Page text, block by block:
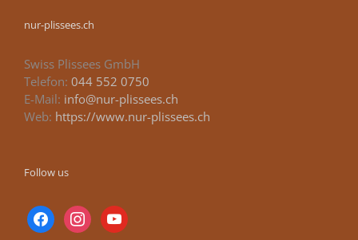
nur-plissees.ch
Swiss Plissees GmbH
Telefon: 044 552 0750
E-Mail: info@nur-plissees.ch
Web: https://www.nur-plissees.ch
Follow us
facebookinstagramyoutube